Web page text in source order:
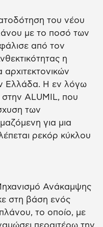
του νέου
με το ποσό των
από τον
η
Ελλάδα. Η εν λόγω
ALUMIL, που
των
για μια
ρεκόρ κύκλου
Ανάκαμψης
στη βάση ενός
το οποίο, με